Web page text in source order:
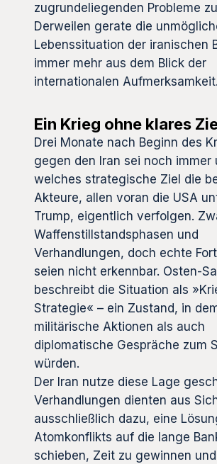
zugrundeliegenden Probleme
Derweilen gerate die
Lebenssituation der iranischen
immer mehr aus dem Blick der
internationalen Aufmerksamkeit.
Ein Krieg ohne klares
Drei Monate nach Beginn des
gegen den Iran sei noch immer
welches strategische Ziel die
Akteure, allen voran die USA
Trump, eigentlich verfolgen.
Waffenstillstandsphasen und
Verhandlungen, doch echte
seien nicht erkennbar. Osten-
beschreibt die Situation als
Strategie« – ein Zustand, in
militärische Aktionen als auch
diplomatische Gespräche zum
würden.
Der Iran nutze diese Lage
Verhandlungen dienten aus
ausschließlich dazu, eine
Atomkonflikts auf die lange
schieben, Zeit zu gewinnen